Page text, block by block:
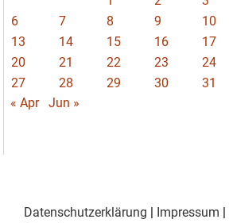
6
7 8 9 10
13
14 15 16 17
20
21 22 23 24
27
28 29 30
31
« Apr
Jun »
Datenschutzerklärung | Impressum |